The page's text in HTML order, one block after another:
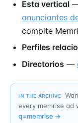
Esta vertical
anunciantes
compite
Perfiles
Directorios —
IN THE ARCHIVE
every memrise ad
q=memrise →